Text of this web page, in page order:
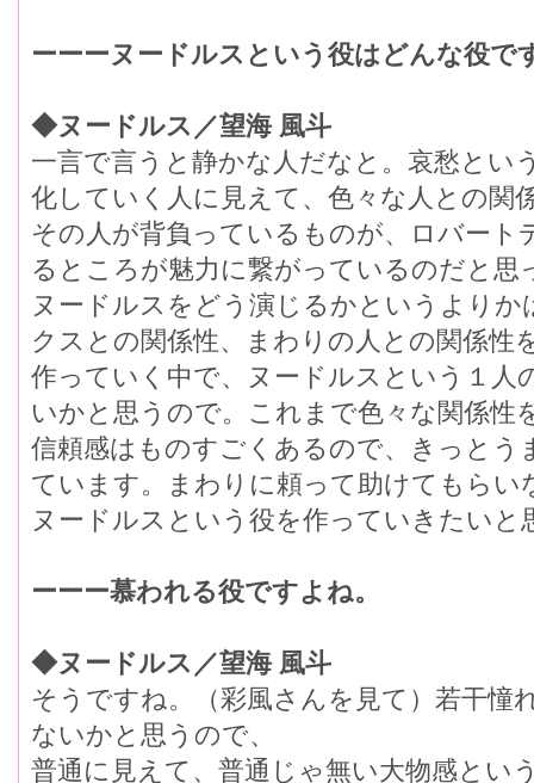
ーーーヌードルスという役はどんな役で
◆ヌードルス／望海 風斗
一言で言うと静かな人だなと。哀愁とい
化していく人に見えて、色々な人との関
その人が背負っているものが、ロバート
るところが魅力に繋がっているのだと思
ヌードルスをどう演じるかというより
クスとの関係性、まわりの人との関係性
作っていく中で、ヌードルスという１人
いかと思うので。これまで色々な関係性
信頼感はものすごくあるので、きっと
ています。まわりに頼って助けてもらい
ヌードルスという役を作っていきたいと
ーーー慕われる役ですよね。
◆ヌードルス／望海 風斗
そうですね。（彩風さんを見て）若干憧
ないかと思うので、
普通に見えて、普通じゃ無い大物感とい